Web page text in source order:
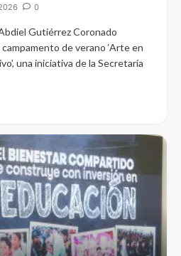
0
Gutiérrez Coronado
de verano ‘Arte en
una iniciativa de la Secretaría